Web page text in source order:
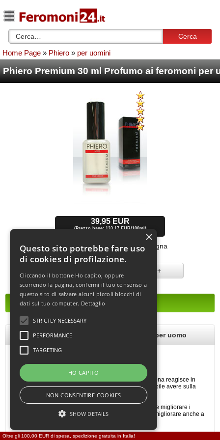
Cerca
Home Page » Phiero » per uomini
Phiero Premium 30 ml Profumo ai feromoni per
39,95 EUR
(Prezzo base: 133,17 EUR/100ml)
Tempo di consegna:
consegna
immediata
+
Phiero Premium 30 ml Profumo ai feromoni per uomo
Profumo ai feromoni leggermente profumato.
Contiene 4 diversi tipi di feromoni, in quanto ogni persona reagisce in
maniera diversa a feromoni differenti. Così è più probabile avere sulla
pelle la combinazione appropriata/efficace.
Phiero Premium può aumentare l’attrattività personale e migliorare i
contatti con il sesso femminile. La sicurezza di sé può migliorare anche a
Eau de Cologne da 30ml con feromoni
Oltre gli 100,00 EUR di spesa, spedizione gratuita in Italia!
Questo sito potrebbe fare uso
di cookies di profilazione.
Cliccando il bottone Ho capito, oppure
scorrendo la pagina, confermi il tuo consenso a
questo sito di salvare alcuni piccoli blocchi di
dati sul tuo computer. Dettaglio
STRICTLY NECESSARY
PERFORMANCE
TARGETING
HO CAPITO
NON CONSENTIRE COOKIES
SHOW DETAILS
×